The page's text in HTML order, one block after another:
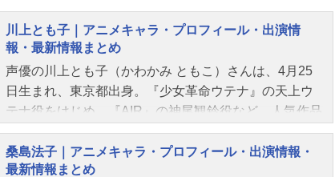
川上とも子｜アニメキャラ・プロフィール・出演情
報・最新情報まとめ
声優の川上とも子（かわかみ ともこ）さんは、4月25
日生まれ、東京都出身。『少女革命ウテナ』の天上ウ
テナ役をはじめ、『AIR』の神尾観鈴役など、人気作品
のキャラクターを多く演じています。こちらでは、川
上とも子さんのオススメ記事をご紹介！
桑島法子｜アニメキャラ・プロフィール・出演情報・
最新情報まとめ